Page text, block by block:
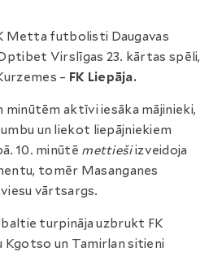
Metta futbolisti Daugavas
Virslīgas 23. kārtas spēli,
– FK Liepāja.
minūtēm aktīvi iesāka mājinieki,
un liekot liepājniekiem
10. minūtē mettiešiizveidoja
tomēr Masanganes
vārtsargs.
turpināja uzbrukt FK
Kgotso un Tamirlan sitieni